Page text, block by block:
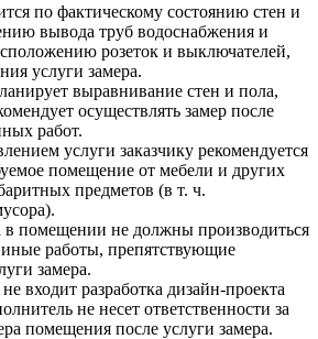
по фактическому состоянию стен и
вывода труб водоснабжения и
розеток и выключателей,
услуги замера.
выравнивание стен и пола,
осуществлять замер после
работ.
услуги заказчику рекомендуется
помещение от мебели и других
предметов (в т. ч.
в помещении не должны производиться
работы, препятствующие
замера.
входит разработка дизайн-проекта
не несет ответственности за
помещения после услуги замера.